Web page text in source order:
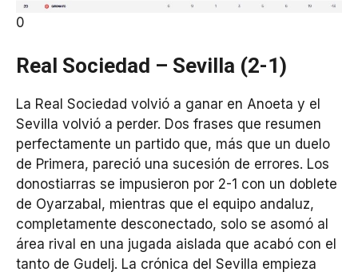
0
Real Sociedad – Sevilla (2-1)
La Real Sociedad volvió a ganar en Anoeta y el
Sevilla volvió a perder. Dos frases que resumen
perfectamente un partido que, más que un duelo
de Primera, pareció una sucesión de errores. Los
donostiarras se impusieron por 2-1 con un doblete
de Oyarzabal, mientras que el equipo andaluz,
completamente desconectado, solo se asomó al
área rival en una jugada aislada que acabó con el
tanto de Gudelj. La crónica del Sevilla empieza